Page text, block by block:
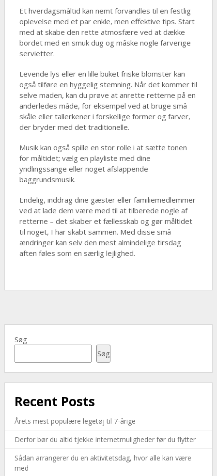
Et hverdagsmåltid kan nemt forvandles til en festlig
oplevelse med et par enkle, men effektive tips. Start
med at skabe den rette atmosfære ved at dække
bordet med en smuk dug og måske nogle farverige
servietter.
Levende lys eller en lille buket friske blomster kan
også tilføre en hyggelig stemning. Når det kommer til
selve maden, kan du prøve at anrette retterne på en
anderledes måde, for eksempel ved at bruge små
skåle eller tallerkener i forskellige former og farver,
der bryder med det traditionelle.
Musik kan også spille en stor rolle i at sætte tonen
for måltidet; vælg en playliste med dine
yndlingssange eller noget afslappende
baggrundsmusik.
Endelig, inddrag dine gæster eller familiemedlemmer
ved at lade dem være med til at tilberede nogle af
retterne – det skaber et fællesskab og gør måltidet
til noget, I har skabt sammen. Med disse små
ændringer kan selv den mest almindelige tirsdag
aften føles som en særlig lejlighed.
Søg
Søg
Recent Posts
Årets mest populære legetøj til 7-årige
Derfor bør du altid tjekke internetmuligheder før du flytter
Sådan arrangerer du en aktivitetsdag, hvor alle kan være
med